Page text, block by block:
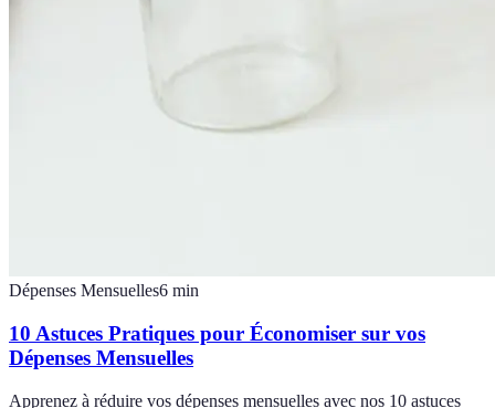
Dépenses Mensuelles6 min
10 Astuces Pratiques pour Économiser sur vos
Dépenses Mensuelles
Apprenez à réduire vos dépenses mensuelles avec nos 10 astuces